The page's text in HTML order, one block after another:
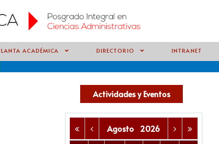
ACADÉMICA DIRECTORIO INTRANET
Actividades y Eventos
Agosto 2026